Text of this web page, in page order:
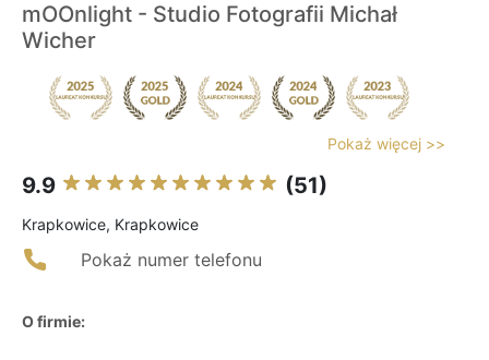
mOOnlight - Studio Fotografii Michał
Wicher
Pokaż więcej >>
9.9 (51)
Krapkowice, Krapkowice
Pokaż numer telefonu
O firmie: